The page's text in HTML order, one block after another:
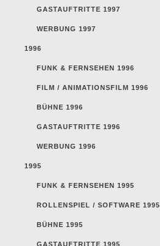
GASTAUFTRITTE 1997
WERBUNG 1997
1996
FUNK & FERNSEHEN 1996
FILM / ANIMATIONSFILM 1996
BÜHNE 1996
GASTAUFTRITTE 1996
WERBUNG 1996
1995
FUNK & FERNSEHEN 1995
ROLLENSPIEL / SOFTWARE 1995
BÜHNE 1995
GASTAUFTRITTE 1995